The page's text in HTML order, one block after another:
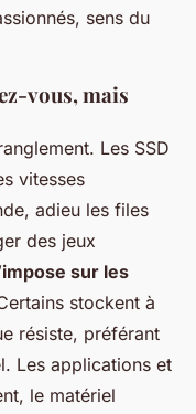
sens du
vous, mais
Les SSD
vitesses
adieu les files
des jeux
sur les
stockent à
résiste, préférant
Les applications et
le matériel